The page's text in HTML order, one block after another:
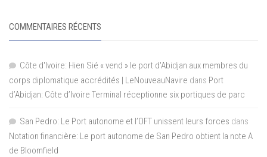
COMMENTAIRES RÉCENTS
Côte d'Ivoire: Hien Sié « vend » le port d'Abidjan aux membres du
corps diplomatique accrédités | LeNouveauNavire dans Port
d’Abidjan: Côte d’Ivoire Terminal réceptionne six portiques de parc
San Pedro: Le Port autonome et l’OFT unissent leurs forces dans
Notation financière: Le port autonome de San Pedro obtient la note A
de Bloomfield